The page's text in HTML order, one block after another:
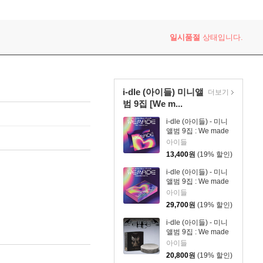
일시품절 상태입니다.
i-dle (아이들) 미니앨
범 9집 [We m...
i-dle (아이들) - 미니
앨범 9집 : We made
[POCAALBUM Ver.]
아이들
13,400원 (19% 할인)
i-dle (아이들) - 미니
앨범 9집 : We made
[Gimme Dat Love
Ver.]
아이들
29,700원 (19% 할인)
i-dle (아이들) - 미니
앨범 9집 : We made
[Crow Ver.]
아이들
20,800원 (19% 할인)
더보기